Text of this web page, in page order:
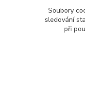
Soubory
sledování
při